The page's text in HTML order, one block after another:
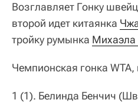
Возглавляет Гонку
второй идет китаянка
тройку румынка Михаэла
Чемпионская гонка WTA,
1 (1). Белинда Бенчич